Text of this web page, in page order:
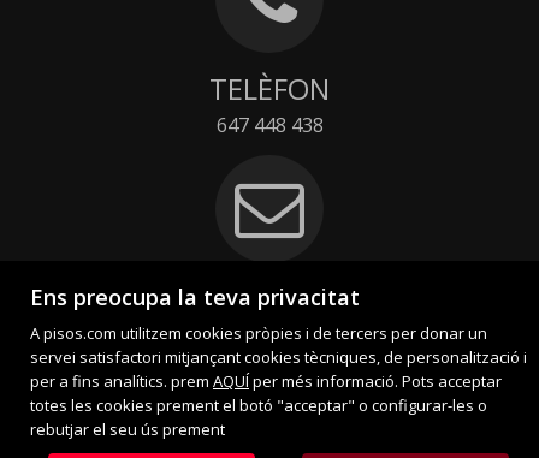
Ens preocupa la teva privacitat
A pisos.com utilitzem cookies pròpies i de tercers per donar un
servei satisfactori mitjançant cookies tècniques, de personalització i
per a fins analítics. prem AQUÍper més informació. Pots acceptar
totes les cookies prement el botó "acceptar" o configurar-les o
rebutjar el seu ús prement
TELÈFON
647 448 438
ADREÇA ELECTRÒNICA
info@tenscasaolot.com
Contacte